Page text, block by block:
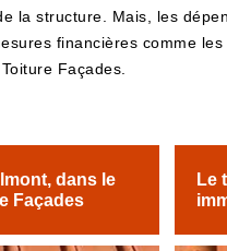
la structure. Mais, les
financières comme
Façades.
dans le
Façades
Le